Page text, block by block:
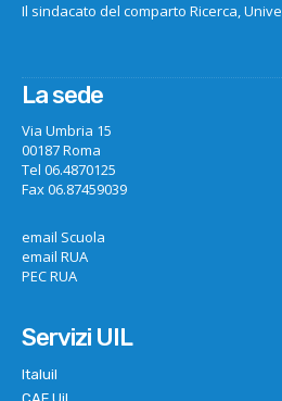
Il sindacato del comparto Ricerca,
La sede
Via Umbria 15
00187 Roma
Tel 06.4870125
Fax 06.87459039
email Scuola
email RUA
PEC RUA
Servizi UIL
Italuil